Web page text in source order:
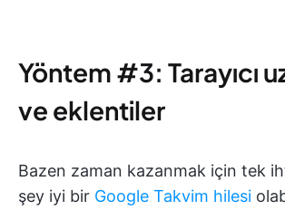
Yöntem #3: Tarayıcı
ve eklentiler
Bazen zaman kazanmak için tek
şey iyi bir Google Takvim hilesi